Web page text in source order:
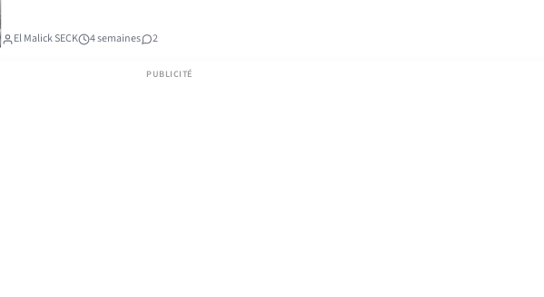
El Malick SECK 4 semaines 2